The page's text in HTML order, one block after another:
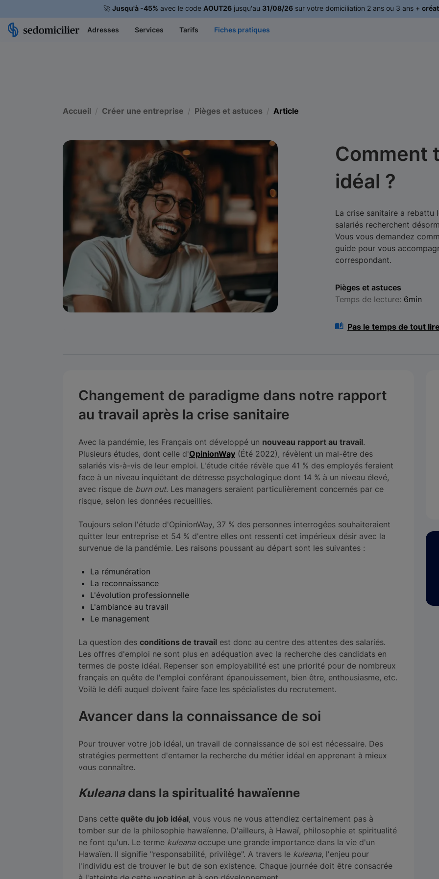
🚀 Jusqu'à -45% avec le code AOUT26jusqu'au 31/08/26sur votre domiciliation 2 ans ou 3 ans +
Adresses Services Tarifs Fiches pratiques
Accueil Créer une entreprise Pièges et astuces Article
Comment
idéal ?
La crise sanitaire a rebattu
salariés recherchent
Vous vous demandez
guide pour vous
correspondant.
Pièges et astuces
Temps de lecture: 6min
Pas le temps de tout
Changement de paradigme dans notre rapport
au travail après la crise sanitaire
Avec la pandémie, les Français ont développé un nouveau rapport au travail.
Plusieurs études, dont celle d'OpinionWay (Été 2022), révèlent un mal-être des
salariés vis-à-vis de leur emploi. L'étude citée révèle que 41 % des employés feraient
face à un niveau inquiétant de détresse psychologique dont 14 % à un niveau élevé,
avec risque de burn out. Les managers seraient particulièrement concernés par ce
risque, selon les données recueillies.
Toujours selon l'étude d'OpinionWay, 37 % des personnes interrogées souhaiteraient
quitter leur entreprise et 54 % d'entre elles ont ressenti cet impérieux désir avec la
survenue de la pandémie. Les raisons poussant au départ sont les suivantes :
La rémunération
La reconnaissance
L'évolution professionnelle
L'ambiance au travail
Le management
La question des conditions de travail est donc au centre des attentes des salariés.
Les offres d'emploi ne sont plus en adéquation avec la recherche des candidats en
termes de poste idéal. Repenser son employabilité est une priorité pour de nombreux
français en quête de l'emploi conférant épanouissement, bien être, enthousiasme, etc.
Voilà le défi auquel doivent faire face les spécialistes du recrutement.
Avancer dans la connaissance de soi
Pour trouver votre job idéal, un travail de connaissance de soi est nécessaire. Des
stratégies permettent d'entamer la recherche du métier idéal en apprenant à mieux
vous connaître.
Kuleanadans la spiritualité hawaïenne
Dans cette quête du job idéal, vous vous ne vous attendiez certainement pas à
tomber sur de la philosophie hawaïenne. D'ailleurs, à Hawaï, philosophie et spiritualité
ne font qu'un. Le terme kuleanaoccupe une grande importance dans la vie d'un
Hawaïen. Il signifie "responsabilité, privilège". A travers le kuleana, l'enjeu pour
l'individu est de trouver le but de son existence. Chaque journée doit être consacrée